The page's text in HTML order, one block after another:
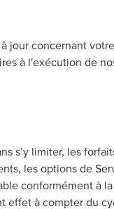
jour concernant votre
à l'exécution de
s’y limiter, les
les options de
conformément à
effet à compter du